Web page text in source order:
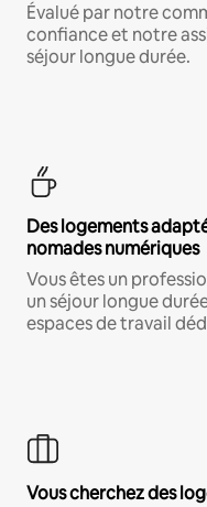
Évalué par notre
confiance et notre
séjour longue durée.
Des logements
nomades numériques
Vous êtes un
un séjour longue
espaces de travail
Vous cherchez des